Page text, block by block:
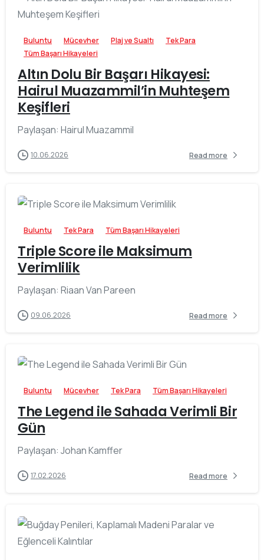
Buluntu Mücevher Plaj ve Sualtı
Tek Para
Tüm Başarı Hikayeleri
Altın Dolu Bir Başarı Hikayesi:
Hairul Muazammil’in Muhteşem
Keşifleri
Paylaşan: Hairul Muazammil
10.06.2026 Read more
Buluntu Tek Para Tüm Başarı Hikayeleri
Triple Score ile Maksimum
Verimlilik
Paylaşan: Riaan Van Pareen
09.06.2026 Read more
Buluntu Mücevher Tek Para Tüm Başarı Hikayeleri
The Legend ile Sahada Verimli Bir
Gün
Paylaşan: Johan Kamffer
17.02.2026 Read more